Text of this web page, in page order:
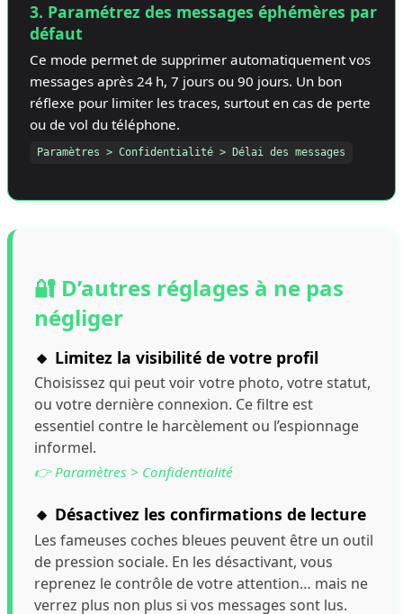
3. Paramétrez des messages éphémères par
défaut
Ce mode permet de supprimer automatiquement vos
messages après 24 h, 7 jours ou 90 jours. Un bon
réflexe pour limiter les traces, surtout en cas de perte
ou de vol du téléphone.
Paramètres > Confidentialité > Délai des messages
🔐 D’autres réglages à ne pas
négliger
🔸 Limitez la visibilité de votre profil
Choisissez qui peut voir votre photo, votre statut,
ou votre dernière connexion. Ce filtre est
essentiel contre le harcèlement ou l’espionnage
informel.
👉 Paramètres > Confidentialité
🔸 Désactivez les confirmations de lecture
Les fameuses coches bleues peuvent être un outil
de pression sociale. En les désactivant, vous
reprenez le contrôle de votre attention… mais ne
verrez plus non plus si vos messages sont lus.